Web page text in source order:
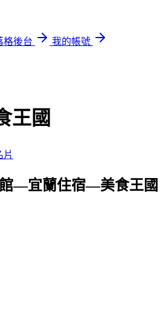
格後台
我的帳號
王國
片
—宜蘭住宿—美食王國